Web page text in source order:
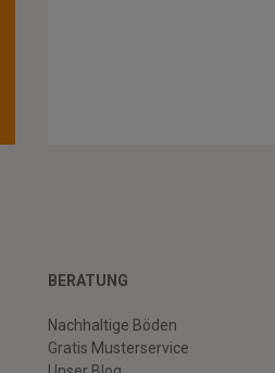
BERATUNG
Nachhaltige Böden
Gratis Musterservice